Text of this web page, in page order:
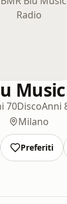
70DiscoAnni
Milano
Preferiti